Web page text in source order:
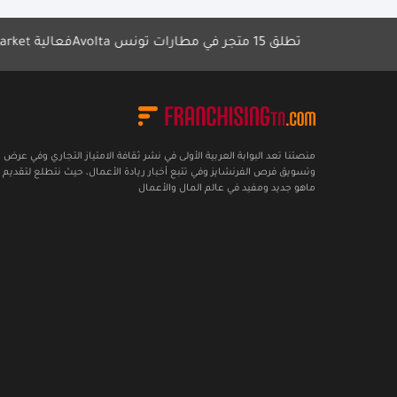
فعالية Focus Market لتعزيز الشراكات
منصتنا تعد البوابة العربية الأولى في نشر ثقافة الامتياز التجاري وفي عرض
وتسويق فرص الفرنشايز وفي تتبع أخبار ريادة الأعمال، حيث نتطلع
ماهو جديد ومفيد في عالم المال والأعمال